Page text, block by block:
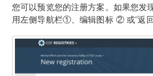
您可以预览您的注册方案。如果您发
用左侧导航栏①、编辑图标 ② 或“返